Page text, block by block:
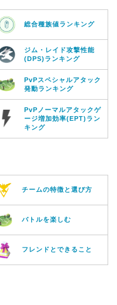
総合種族値ランキング
ジム・レイド攻撃性能
(DPS)ランキング
PvPスペシャルアタック
発動ランキング
PvPノーマルアタックゲ
ージ増加効率(EPT)ラン
キング
チームの特徴と選び方
バトルを楽しむ
フレンドとできること